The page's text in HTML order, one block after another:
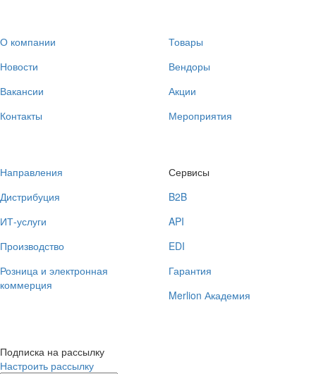
О компании
Новости
Вакансии
Контакты
Товары
Вендоры
Акции
Мероприятия
Направления
Дистрибуция
ИТ-услуги
Производство
Розница и электронная
коммерция
Сервисы
B2B
API
EDI
Гарантия
Merlion Академия
Подписка на рассылку
Настроить рассылку